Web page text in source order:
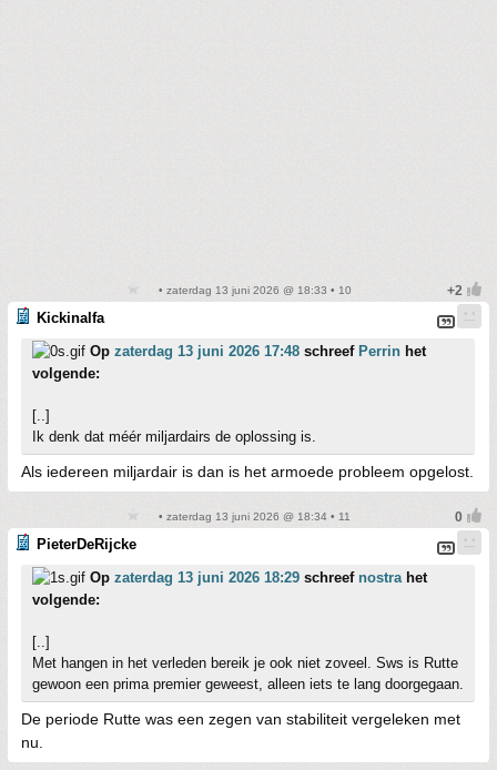
• zaterdag 13 juni 2026 @ 18:33 • 10
Kickinalfa
Op zaterdag 13 juni 2026 17:48 schreef Perrin het
volgende:
[..]
Ik denk dat méér miljardairs de oplossing is.
Als iedereen miljardair is dan is het armoede probleem opgelost.
• zaterdag 13 juni 2026 @ 18:34 • 11
PieterDeRijcke
Op zaterdag 13 juni 2026 18:29 schreef nostrahet
volgende:
[..]
Met hangen in het verleden bereik je ook niet zoveel. Sws is Rutte
gewoon een prima premier geweest, alleen iets te lang doorgegaan.
De periode Rutte was een zegen van stabiliteit vergeleken met
nu.